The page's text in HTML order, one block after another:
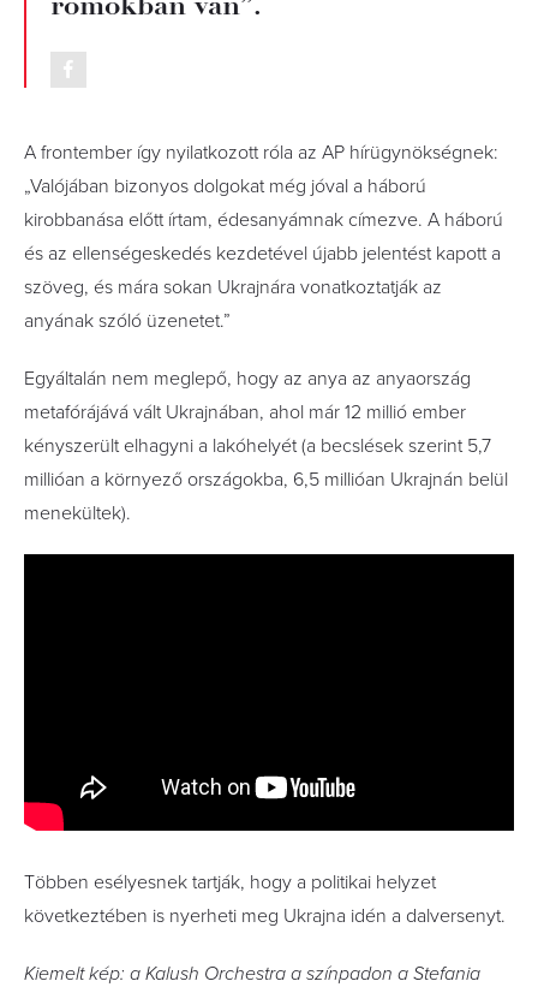
A frontember így nyilatkozott róla az AP hírügynökségnek:
„Valójában bizonyos dolgokat még jóval a háború
kirobbanása előtt írtam, édesanyámnak címezve. A háború
és az ellenségeskedés kezdetével újabb jelentést kapott a
szöveg, és mára sokan Ukrajnára vonatkoztatják az
anyának szóló üzenetet.”
Egyáltalán nem meglepő, hogy az anya az anyaország
metafórájává vált Ukrajnában, ahol már 12 millió ember
kényszerült elhagyni a lakóhelyét (a becslések szerint 5,7
millióan a környező országokba, 6,5 millióan Ukrajnán belül
menekültek).
Többen esélyesnek tartják, hogy a politikai helyzet
következtében is nyerheti meg Ukrajna idén a dalversenyt.
Kiemelt kép: a Kalush Orchestra a színpadon a Stefania